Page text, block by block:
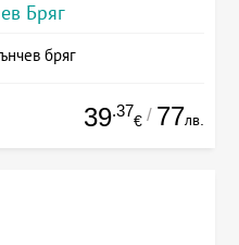
Бряг
бряг
39.37
€ / 77лв.